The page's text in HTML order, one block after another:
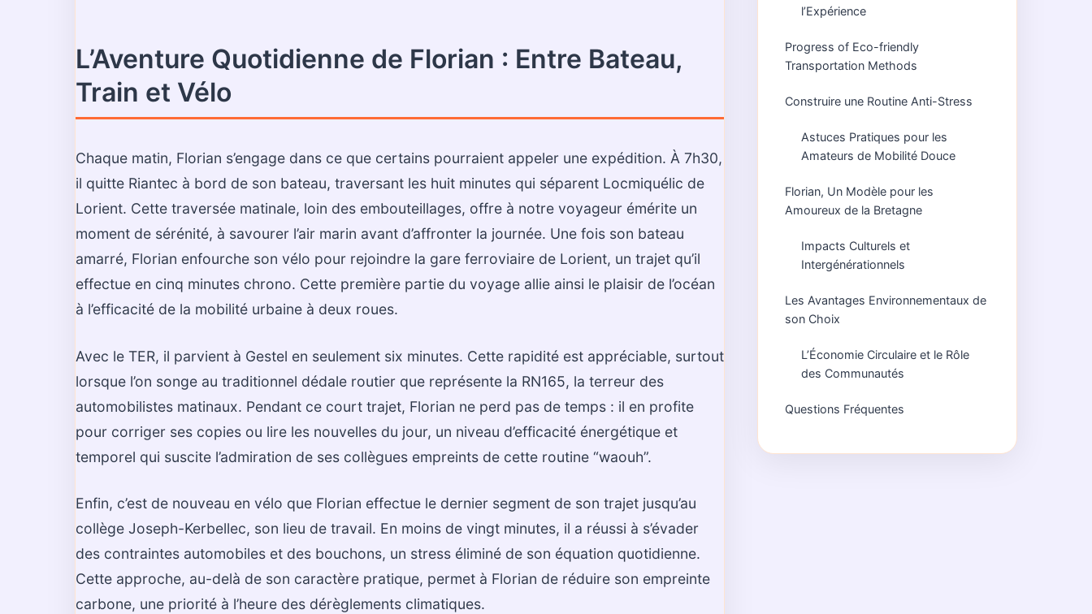
L’Aventure Quotidienne de Florian : Entre Bateau,
Train et Vélo
Chaque matin, Florian s’engage dans ce que certains pourraient appeler une expédition. À 7h30,
il quitte Riantec à bord de son bateau, traversant les huit minutes qui séparent Locmiquélic de
Lorient. Cette traversée matinale, loin des embouteillages, offre à notre voyageur émérite un
moment de sérénité, à savourer l’air marin avant d’affronter la journée. Une fois son bateau
amarré, Florian enfourche son vélo pour rejoindre la gare ferroviaire de Lorient, un trajet qu’il
effectue en cinq minutes chrono. Cette première partie du voyage allie ainsi le plaisir de l’océan
à l’efficacité de la mobilité urbaine à deux roues.
Avec le TER, il parvient à Gestel en seulement six minutes. Cette rapidité est appréciable, surtout
lorsque l’on songe au traditionnel dédale routier que représente la RN165, la terreur des
automobilistes matinaux. Pendant ce court trajet, Florian ne perd pas de temps : il en profite
pour corriger ses copies ou lire les nouvelles du jour, un niveau d’efficacité énergétique et
temporel qui suscite l’admiration de ses collègues empreints de cette routine “waouh”.
Enfin, c’est de nouveau en vélo que Florian effectue le dernier segment de son trajet jusqu’au
collège Joseph-Kerbellec, son lieu de travail. En moins de vingt minutes, il a réussi à s’évader
des contraintes automobiles et des bouchons, un stress éliminé de son équation quotidienne.
Cette approche, au-delà de son caractère pratique, permet à Florian de réduire son empreinte
carbone, une priorité à l’heure des dérèglements climatiques.
l’Expérience
Progress of Eco-friendly
Transportation Methods
Construire une Routine Anti-Stress
Astuces Pratiques pour les
Amateurs de Mobilité Douce
Florian, Un Modèle pour les
Amoureux de la Bretagne
Impacts Culturels et
Intergénérationnels
Les Avantages Environnementaux de
son Choix
L’Économie Circulaire et le Rôle
des Communautés
Questions Fréquentes